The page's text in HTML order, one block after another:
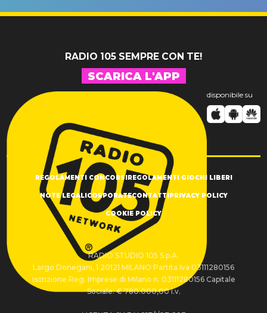
RADIO 105 SEMPRE CON TE!
SCARICA L'APP
disponibile su
REGOLAMENTI CONCORSI REGOLAMENTI GIOCHI LIBERI
NOTE LEGALI CORPORATECONTATTI PRIVACY POLICY
COOKIE POLICY
RADIO STUDIO 105 S.p.A.
Largo Donegani, 1 20121 MILANO Partita Iva 03111280156
Iscrizione Reg. Imprese di Milano n. 03111280156 Capitale
Sociale: € 780.000,00 i.v.